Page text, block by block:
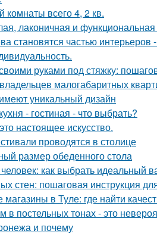
комнаты всего 4, 2 кв.
лаконичная и функциональная
становятся частью интерьеров
руками под стяжку:
малогабаритных
уникальный дизайн
- гостиная - что выбрать?
настоящее искусство.
проводятся в столице
размер обеденного стола
как выбрать идеальный
стен: пошаговая инструкция
в Туле: где найти
в постельных тонах - это
и почему